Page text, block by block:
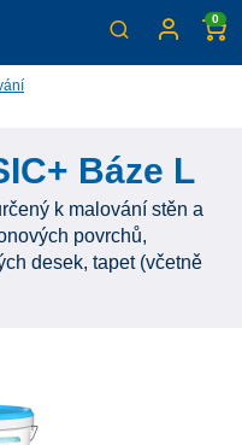
0
Báze L
k malování stěn a
povrchů,
desek, tapet (včetně